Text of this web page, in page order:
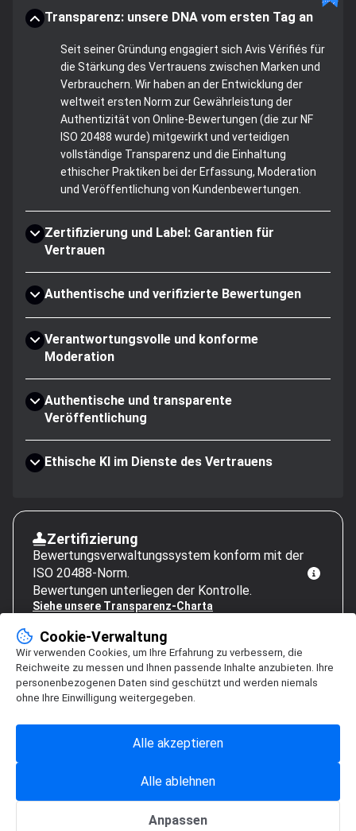
Transparenz: unsere DNA vom ersten Tag an
Seit seiner Gründung engagiert sich Avis Vérifiés für
die Stärkung des Vertrauens zwischen Marken und
Verbrauchern. Wir haben an der Entwicklung der
weltweit ersten Norm zur Gewährleistung der
Authentizität von Online-Bewertungen (die zur NF
ISO 20488 wurde) mitgewirkt und verteidigen
vollständige Transparenz und die Einhaltung
ethischer Praktiken bei der Erfassung, Moderation
und Veröffentlichung von Kundenbewertungen.
Zertifizierung und Label: Garantien für
Vertrauen
Authentische und verifizierte Bewertungen
Verantwortungsvolle und konforme
Moderation
Authentische und transparente
Veröffentlichung
Ethische KI im Dienste des Vertrauens
Zertifizierung
Bewertungsverwaltungssystem konform mit der
ISO 20488-Norm.
Bewertungen unterliegen der Kontrolle.
Siehe unsere Transparenz-Charta
Cookie-Verwaltung
Cookie-Verwaltung
Wir verwenden Cookies, um Ihre Erfahrung zu verbessern, die
Reichweite zu messen und Ihnen passende Inhalte anzubieten. Ihre
personenbezogenen Daten sind geschützt und werden niemals
ohne Ihre Einwilligung weitergegeben.
Anpassen
Alle ablehnen
Alle akzeptieren